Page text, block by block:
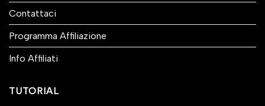
Contattaci
Programma Affiliazione
Info Affiliati
TUTORIAL